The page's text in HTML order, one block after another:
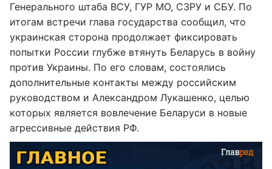
Генерального штаба ВСУ, ГУР МО, СЗРУ и СБУ. По
итогам встречи глава государства сообщил, что
украинская сторона продолжает фиксировать
попытки России глубже втянуть Беларусь в войну
против Украины. По его словам, состоялись
дополнительные контакты между российским
руководством и Александром Лукашенко, целью
которых является вовлечение Беларуси в новые
агрессивные действия РФ.